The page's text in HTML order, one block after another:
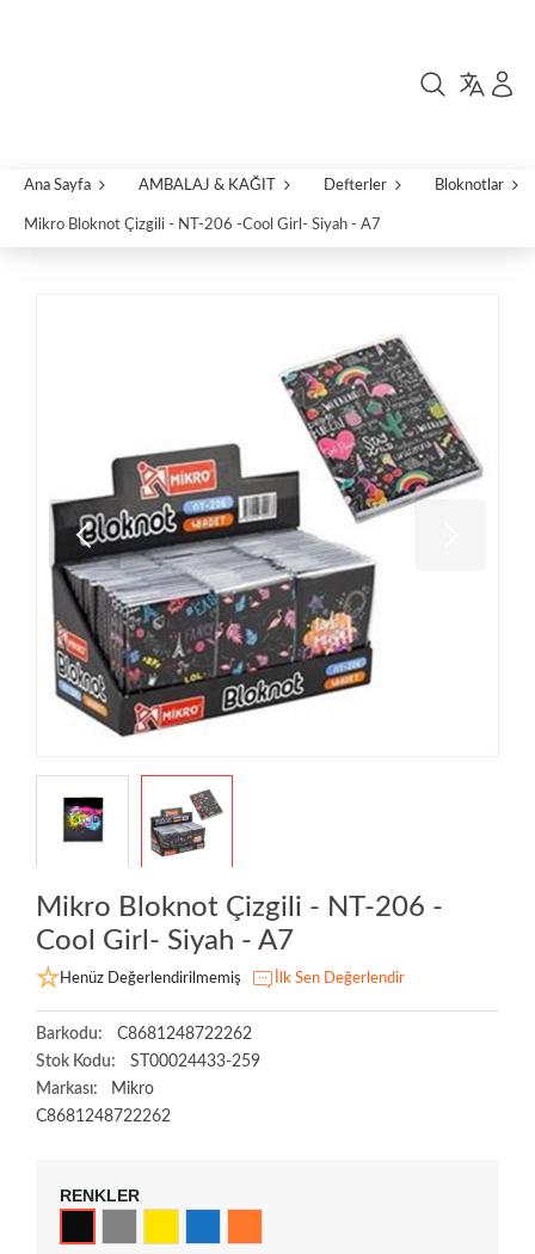
Ana Sayfa AMBALAJ & KAĞIT Defterler Bloknotlar
Mikro Bloknot Çizgili - NT-206 -Cool Girl- Siyah - A7
Mikro Bloknot Çizgili - NT-206 -
Cool Girl- Siyah - A7
Henüz Değerlendirilmemiş İlk Sen Değerlendir
Barkodu:
C8681248722262
Stok Kodu:
ST00024433-259
Markası:
Mikro
C8681248722262
RENKLER